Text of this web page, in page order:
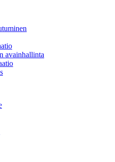
avainhallinta